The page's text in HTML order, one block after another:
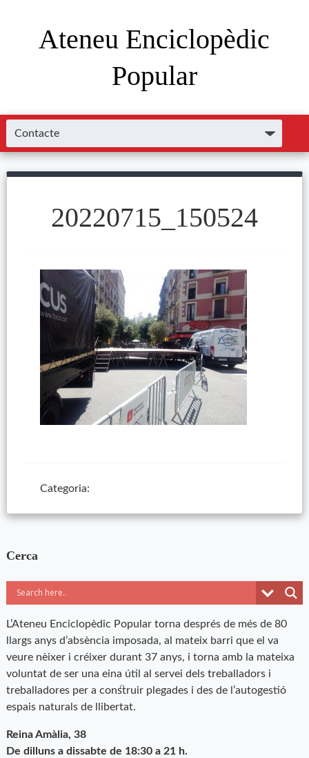
Ateneu Enciclopèdic
Popular
20220715_150524
Categoria:
Cerca
L’Ateneu Enciclopèdic Popular torna després de més de 80
llargs anys d’absència imposada, al mateix barri que el va
veure nèixer i créixer durant 37 anys, i torna amb la mateixa
voluntat de ser una eina útil al servei dels treballadors i
treballadores per a construir plegades i des de l’autogestió
espais naturals de llibertat.
Reina Amàlia, 38
De dilluns a dissabte de 18:30 a 21 h.